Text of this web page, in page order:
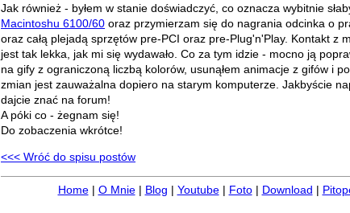
Jak również - byłem w stanie doświadczyć, co oznacza wybitnie
Macintoshu 6100/60 oraz przymierzam się do nagrania odcinka o
oraz całą plejadą sprzętów pre-PCI oraz pre-Plug'n'Play. Kontakt z
jest tak lekka, jak mi się wydawało. Co za tym idzie - mocno ją
na gify z ograniczoną liczbą kolorów, usunąłem animacje z gifów i
zmian jest zauważalna dopiero na starym komputerze. Jakbyście
dajcie znać na forum!
A póki co - żegnam się!
Do zobaczenia wkrótce!
<<< Wróć do spisu postów
Home| O Mnie| Blog | Youtube| Foto| Download |